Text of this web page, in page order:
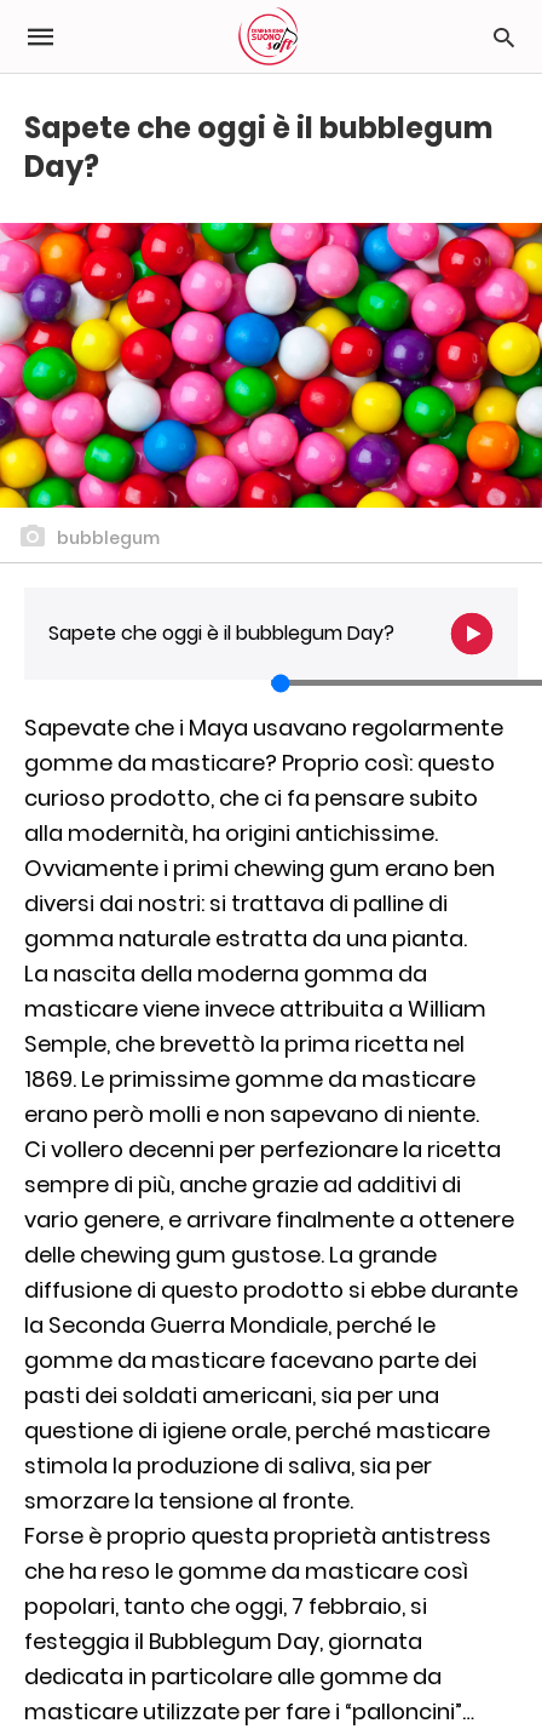
Sapete che oggi è il bubblegum
Day?
bubblegum
Sapete che oggi è il bubblegum Day?
Sapevate che i Maya usavano regolarmente
gomme da masticare? Proprio così: questo
curioso prodotto, che ci fa pensare subito
alla modernità, ha origini antichissime.
Ovviamente i primi chewing gum erano ben
diversi dai nostri: si trattava di palline di
gomma naturale estratta da una pianta.
La nascita della moderna gomma da
masticare viene invece attribuita a William
Semple, che brevettò la prima ricetta nel
1869. Le primissime gomme da masticare
erano però molli e non sapevano di niente.
Ci vollero decenni per perfezionare la ricetta
sempre di più, anche grazie ad additivi di
vario genere, e arrivare finalmente a ottenere
delle chewing gum gustose. La grande
diffusione di questo prodotto si ebbe durante
la Seconda Guerra Mondiale, perché le
gomme da masticare facevano parte dei
pasti dei soldati americani, sia per una
questione di igiene orale, perché masticare
stimola la produzione di saliva, sia per
smorzare la tensione al fronte.
Forse è proprio questa proprietà antistress
che ha reso le gomme da masticare così
popolari, tanto che oggi, 7 febbraio, si
festeggia il Bubblegum Day, giornata
dedicata in particolare alle gomme da
masticare utilizzate per fare i “palloncini”…